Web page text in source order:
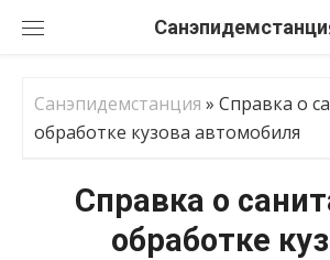
Санэпидемстанция » Справка о
обработке кузова автомобиля
Справка о
обработке